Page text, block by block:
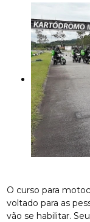
O curso para
voltado para as
vão se habilitar.